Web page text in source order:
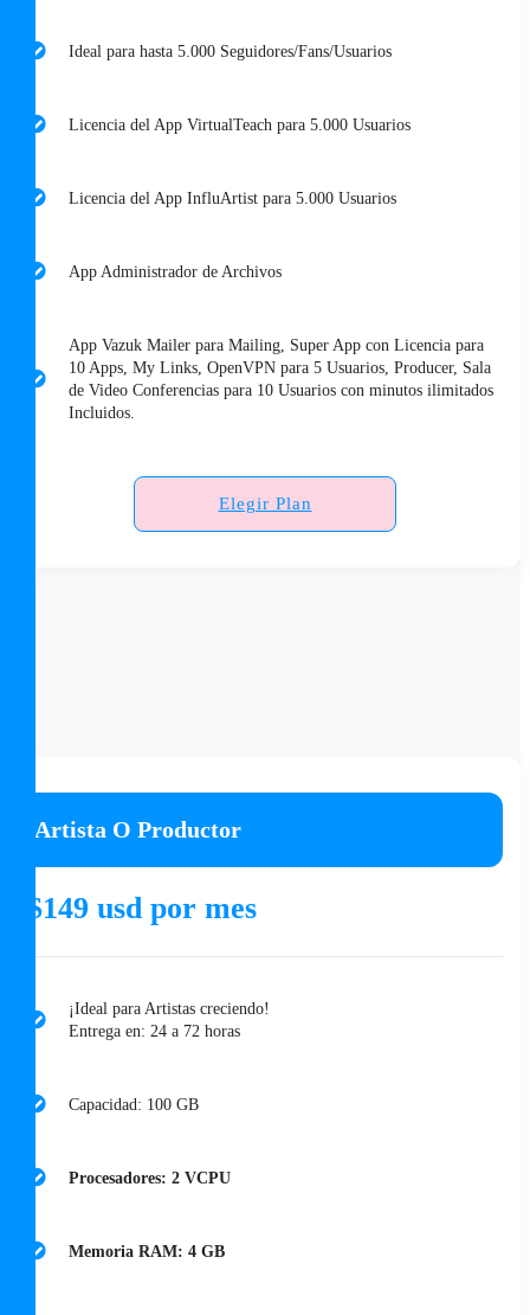
Ideal para hasta 5.000 Seguidores/Fans/Usuarios
Licencia del App VirtualTeach para 5.000 Usuarios
Licencia del App InfluArtist para 5.000 Usuarios
App Administrador de Archivos
App Vazuk Mailer para Mailing, Super App con Licencia para
10 Apps, My Links, OpenVPN para 5 Usuarios, Producer, Sala
de Video Conferencias para 10 Usuarios con minutos ilimitados
Incluidos.
Elegir Plan
Artista O Productor
$149 usd por mes
¡Ideal para Artistas creciendo!
Entrega en: 24 a 72 horas
Capacidad: 100 GB
Procesadores: 2 VCPU
Memoria RAM: 4 GB